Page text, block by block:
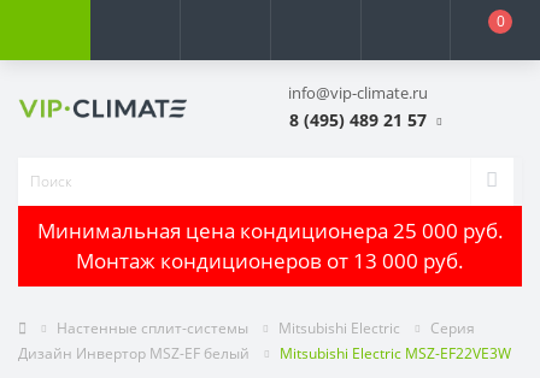
0
info@vip-climate.ru
8 (495) 489 21 57
Минимальная цена кондиционера 25 000 руб.
Монтаж кондиционеров от 13 000 руб.
Настенные сплит-системы Mitsubishi Electric
Серия
Дизайн Инвертор MSZ-EF белый
Mitsubishi Electric MSZ-EF22VE3W